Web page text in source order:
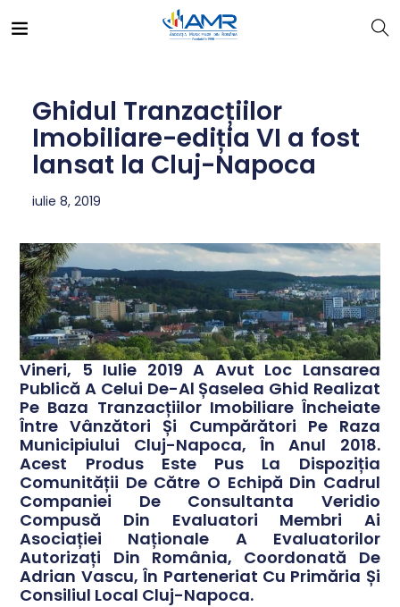
Ghidul Tranzacțiilor
Imobiliare-ediția VI a fost
lansat la Cluj-Napoca
iulie 8, 2019
Vineri, 5 Iulie 2019 A Avut Loc Lansarea
Publică A Celui De-Al Șaselea Ghid Realizat
Pe Baza Tranzacțiilor Imobiliare Încheiate
Între Vânzători Și Cumpărători Pe Raza
Municipiului Cluj-Napoca, În Anul 2018.
Acest Produs Este Pus La Dispoziția
Comunității De Către O Echipă Din Cadrul
Companiei De Consultanta Veridio
Compusă Din Evaluatori Membri Ai
Asociației Naționale A Evaluatorilor
Autorizați Din România, Coordonată De
Adrian Vascu, În Parteneriat Cu Primăria Și
Consiliul Local Cluj-Napoca.